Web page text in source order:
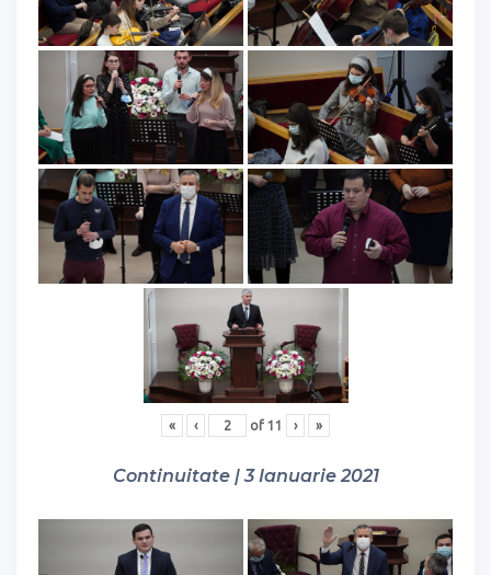
« ‹ of 11 › »
Continuitate | 3 Ianuarie 2021